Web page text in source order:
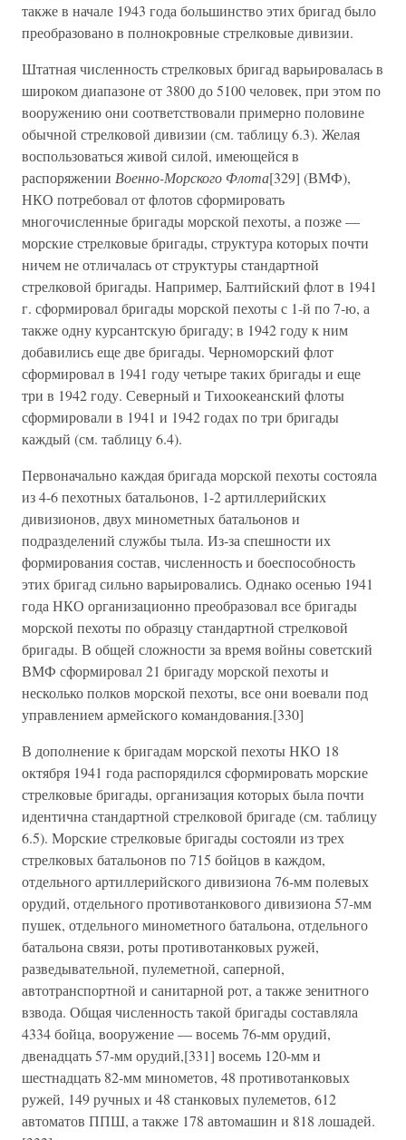
также в начале 1943 года большинство этих бригад было
преобразовано в полнокровные стрелковые дивизии.
Штатная численность стрелковых бригад варьировалась в
широком диапазоне от 3800 до 5100 человек, при этом по
вооружению они соответствовали примерно половине
обычной стрелковой дивизии (см. таблицу 6.3). Желая
воспользоваться живой силой, имеющейся в
распоряжении Военно-Морского Флота[329] (ВМФ),
НКО потребовал от флотов сформировать
многочисленные бригады морской пехоты, а позже —
морские стрелковые бригады, структура которых почти
ничем не отличалась от структуры стандартной
стрелковой бригады. Например, Балтийский флот в 1941
г. сформировал бригады морской пехоты с 1-й по 7-ю, а
также одну курсантскую бригаду; в 1942 году к ним
добавились еще две бригады. Черноморский флот
сформировал в 1941 году четыре таких бригады и еще
три в 1942 году. Северный и Тихоокеанский флоты
сформировали в 1941 и 1942 годах по три бригады
каждый (см. таблицу 6.4).
Первоначально каждая бригада морской пехоты состояла
из 4-6 пехотных батальонов, 1-2 артиллерийских
дивизионов, двух минометных батальонов и
подразделений службы тыла. Из-за спешности их
формирования состав, численность и боеспособность
этих бригад сильно варьировались. Однако осенью 1941
года НКО организационно преобразовал все бригады
морской пехоты по образцу стандартной стрелковой
бригады. В общей сложности за время войны советский
ВМФ сформировал 21 бригаду морской пехоты и
несколько полков морской пехоты, все они воевали под
управлением армейского командования.[330]
В дополнение к бригадам морской пехоты НКО 18
октября 1941 года распорядился сформировать морские
стрелковые бригады, организация которых была почти
идентична стандартной стрелковой бригаде (см. таблицу
6.5). Морские стрелковые бригады состояли из трех
стрелковых батальонов по 715 бойцов в каждом,
отдельного артиллерийского дивизиона 76-мм полевых
орудий, отдельного противотанкового дивизиона 57-мм
пушек, отдельного минометного батальона, отдельного
батальона связи, роты противотанковых ружей,
разведывательной, пулеметной, саперной,
автотранспортной и санитарной рот, а также зенитного
взвода. Общая численность такой бригады составляла
4334 бойца, вооружение — восемь 76-мм орудий,
двенадцать 57-мм орудий,[331] восемь 120-мм и
шестнадцать 82-мм минометов, 48 противотанковых
ружей, 149 ручных и 48 станковых пулеметов, 612
автоматов ППШ, а также 178 автомашин и 818 лошадей.